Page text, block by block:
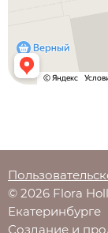
© 2026 Flora
Екатеринбурге
Создание и